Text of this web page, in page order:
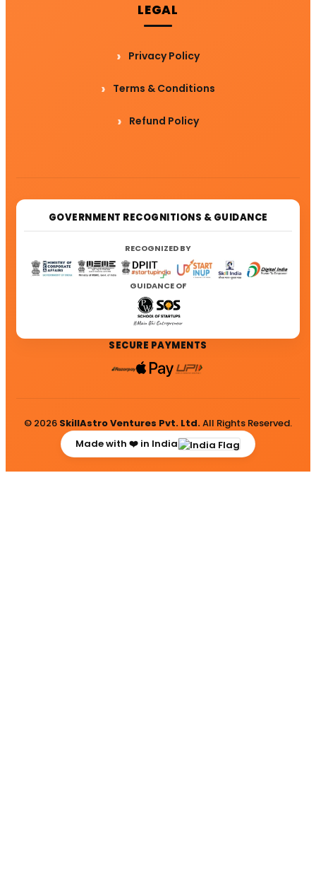
LEGAL
Privacy Policy
Terms & Conditions
Refund Policy
GOVERNMENT RECOGNITIONS & GUIDANCE
RECOGNIZED BY
GUIDANCE OF
SECURE PAYMENTS
© 2026 SkillAstro Ventures Pvt. Ltd.All Rights Reserved.
Made with ❤️ in India